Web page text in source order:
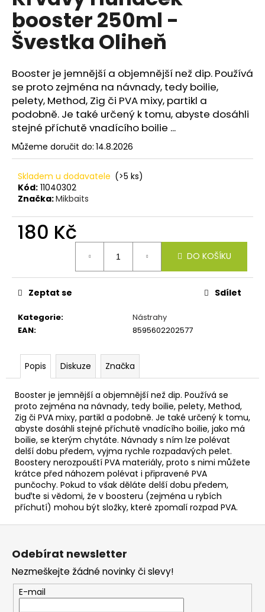
0,0
5
hvězdiček.
booster 250ml -
Švestka Oliheň
Booster je jemnější a objemnější než dip. Používá
se proto zejména na návnady, tedy boilie,
pelety, Method, Zig či PVA mixy, partikl a
podobně. Je také určený k tomu, abyste dosáhli
stejné příchutě vnadícího boilie ...
Můžeme doručit do: 14.8.2026
Skladem u dodavatele (>5 ks)
Kód: 11040302
Značka:Mikbaits
180 Kč
DO KOŠÍKU
Kategorie:
Nástrahy
EAN: 8595602202577
Zeptat se Sdílet
Popis Diskuze Značka
Booster je jemnější a objemnější než dip. Používá se
proto zejména na návnady, tedy boilie, pelety, Method,
Zig či PVA mixy, partikl a podobně. Je také určený k tomu,
abyste dosáhli stejné příchutě vnadícího boilie, jako má
boilie, se kterým chytáte. Návnady s ním lze polévat
delší dobu předem, vyjma rychle rozpadavých pelet.
Boostery nerozpouští PVA materiály, proto s nimi můžete
krátce před náhozem polévat i připravené PVA
punčochy. Pokud to však děláte delší dobu předem,
buďte si vědomi, že v boosteru (zejména u rybích
příchutí) mohou být složky, které zpomalí rozpad PVA.
a
j
í
?
D
o
p
o
u
m
e
KRMÍTKO
DELPHIN
KLASIK
27
Kč
Z
Odebírat newsletter
Nezmeškejte žádné novinky či slevy!
E-mail